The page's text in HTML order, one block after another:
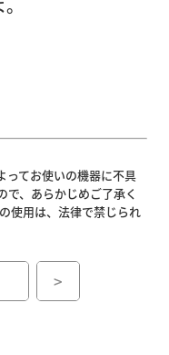
ってお使いの機器に不具
、あらかじめご了承く
使用は、法律で禁じられ
>